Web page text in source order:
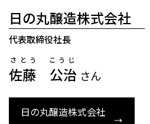
日の丸醸造株式会社
代表取締役社長
佐藤 公治
さとう こうじ
さん
日の丸醸造株式会社